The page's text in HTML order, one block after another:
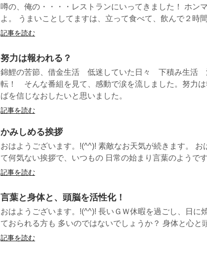
噂の、俺の・・・・レストランにいってきました！ ホン
よ。 うまいことしてますは、立って食べて、飲んで２時
記事を読む
努力は報われる？
錦鯉の苦節、借金生活 低迷していた日々 下積み生活
転！ そんな番組を見て、感動で涙を流しました。努力は
ばを信じなおしたいと思いました。
記事を読む
かみしめる挨拶
おはようございます。!(^^)! 素敵なお天気が続きます。 お
て何気ない挨拶で、いつもの 日常の始まり言葉のようで
記事を読む
言葉と身体と、頭脳を活性化！
おはようございます。!(^^)! 長いＧＷ休暇を過ごし、日に
ておられる方も 多いのではないでしょうか？ 身体と心と
記事を読む